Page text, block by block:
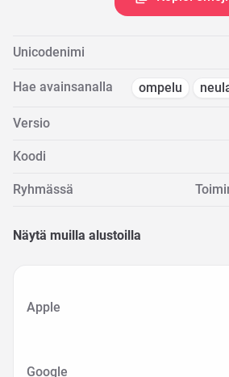
Unicodenimi
Hae avainsanalla ompelu
Versio
Koodi
Ryhmässä
Näytä muilla alustoilla
Apple
Google